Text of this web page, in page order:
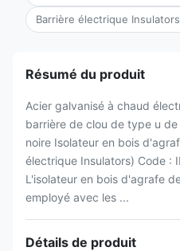
Barrière électrique
Résumé du produit
Acier galvanisé à chaud
barrière de clou de type u
noire Isolateur en bois
électrique Insulators) Code :
L'isolateur en bois d'agrafe
employé avec les ...
Détails de produit